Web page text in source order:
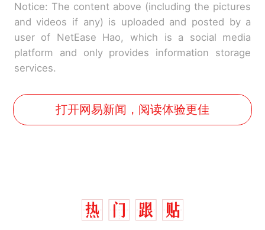
Notice: The content above (including the pictures
and videos if any) is uploaded and posted by a
user of NetEase Hao, which is a social media
platform and only provides information storage
services.
打开网易新闻，阅读体验更佳